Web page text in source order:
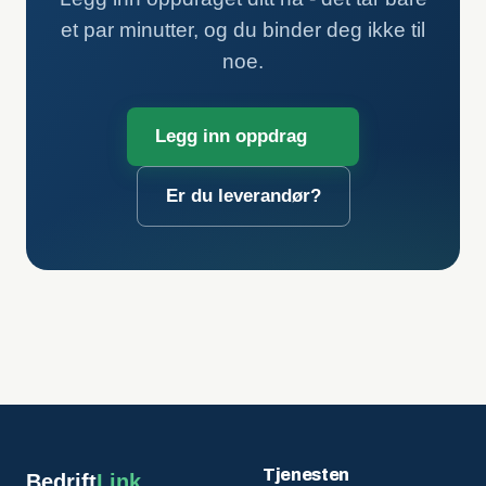
et par minutter, og du binder deg ikke til
noe.
Legg inn oppdrag
Er du leverandør?
Tjenesten